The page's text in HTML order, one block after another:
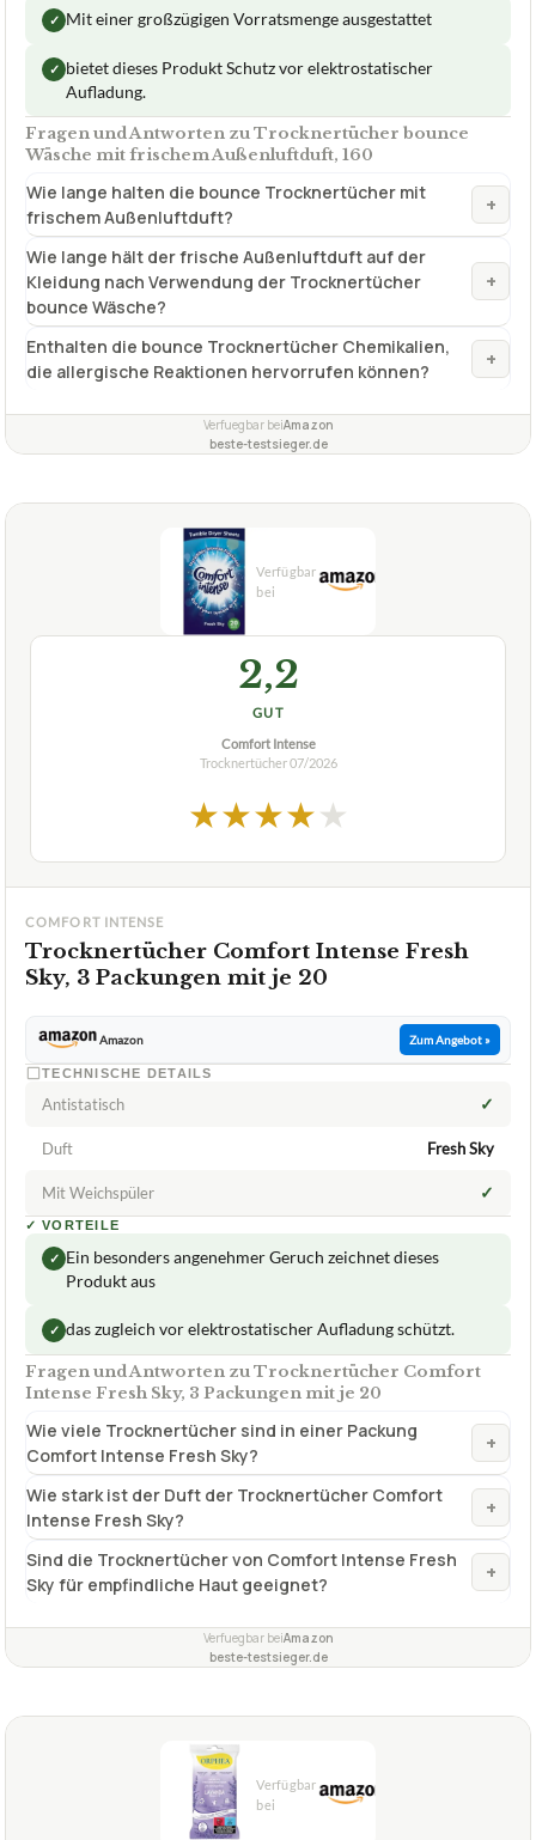
✓ Mit einer großzügigen Vorratsmenge ausgestattet
✓ bietet dieses Produkt Schutz vor elektrostatischer
Aufladung.
Fragen und Antworten zu Trocknertücher bounce
Wäsche mit frischem Außenluftduft, 160
Wie lange halten die bounce Trocknertücher mit
frischem Außenluftduft?
+
Wie lange hält der frische Außenluftduft auf der
Kleidung nach Verwendung der Trocknertücher
bounce Wäsche?
+
Enthalten die bounce Trocknertücher Chemikalien,
die allergische Reaktionen hervorrufen können?
+
Verfuegbar beiAmazon
beste-testsieger.de
2,2
GUT
Comfort Intense
Trocknertücher07/2026
★★★★★
COMFORT INTENSE
Trocknertücher Comfort Intense Fresh
Sky, 3 Packungen mit je 20
Amazon Zum Angebot »
TECHNISCHE DETAILS
Antistatisch ✓
Duft Fresh Sky
Mit Weichspüler ✓
✓ VORTEILE
✓ Ein besonders angenehmer Geruch zeichnet dieses
Produkt aus
✓ das zugleich vor elektrostatischer Aufladung schützt.
Fragen und Antworten zu Trocknertücher Comfort
Intense Fresh Sky, 3 Packungen mit je 20
Wie viele Trocknertücher sind in einer Packung
Comfort Intense Fresh Sky?
+
Wie stark ist der Duft der Trocknertücher Comfort
Intense Fresh Sky?
+
Sind die Trocknertücher von Comfort Intense Fresh
Sky für empfindliche Haut geeignet?
+
Verfuegbar beiAmazon
beste-testsieger.de